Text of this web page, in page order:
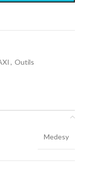
, Outils
Medesy